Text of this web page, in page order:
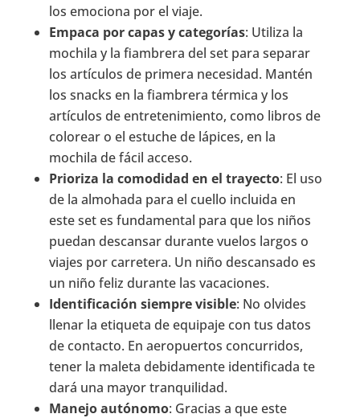
los emociona por el viaje.
Empaca por capas y categorías: Utiliza la
mochila y la fiambrera del set para separar
los artículos de primera necesidad. Mantén
los snacks en la fiambrera térmica y los
artículos de entretenimiento, como libros de
colorear o el estuche de lápices, en la
mochila de fácil acceso.
Prioriza la comodidad en el trayecto: El uso
de la almohada para el cuello incluida en
este set es fundamental para que los niños
puedan descansar durante vuelos largos o
viajes por carretera. Un niño descansado es
un niño feliz durante las vacaciones.
Identificación siempre visible: No olvides
llenar la etiqueta de equipaje con tus datos
de contacto. En aeropuertos concurridos,
tener la maleta debidamente identificada te
dará una mayor tranquilidad.
Manejo autónomo: Gracias a que este